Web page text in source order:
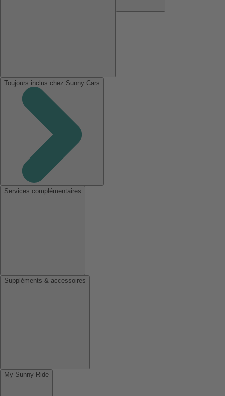
Toujours inclus chez Sunny Cars
Services complémentaires
Suppléments & accessoires
My Sunny Ride